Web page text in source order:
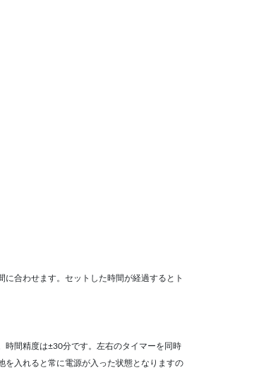
に合わせます。セットした時間が経過するとト
時間精度は±30分です。左右のタイマーを同時
を入れると常に電源が入った状態となりますの